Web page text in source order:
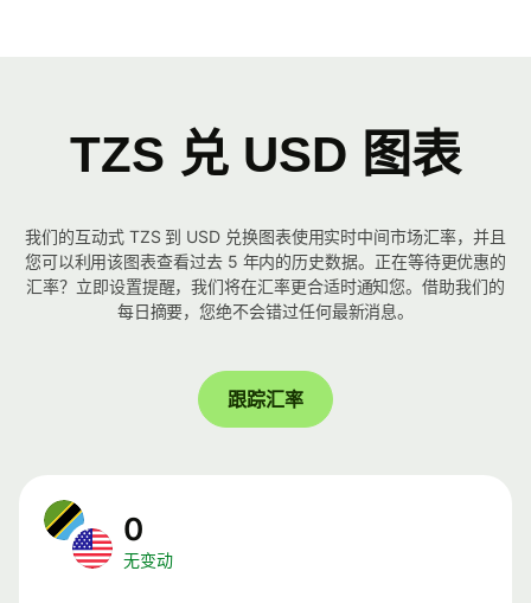
TZS 兑 USD 图表
我们的互动式 TZS 到 USD 兑换图表使用实时中间市场汇率，并且
您可以利用该图表查看过去 5 年内的历史数据。正在等待更优惠的
汇率？立即设置提醒，我们将在汇率更合适时通知您。借助我们的
每日摘要，您绝不会错过任何最新消息。
跟踪汇率
0
无变动